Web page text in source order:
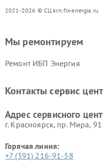
2021-2026 © СЦ krn.fix-energia.ru
Мы ремонтируем
Ремонт ИБП Энергия
Контакты сервис
Адрес сервисного
г. Красноярск, ​пр. Мира, 91
Горячая линия:
+7 (391) 216-91-58